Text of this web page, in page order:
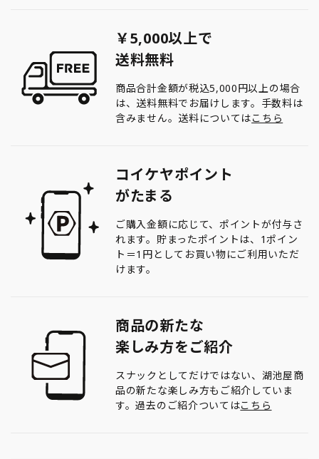
￥5,000以上で
送料無料
商品合計金額が税込5,000円以上の場合
は、送料無料でお届けします。手数料は
含みません。送料についてはこちら
コイケヤポイント
がたまる
ご購入金額に応じて、ポイントが付与さ
れます。貯まったポイントは、1ポイン
ト＝1円としてお買い物にご利用いただ
けます。
商品の新たな
楽しみ方をご紹介
スナックとしてだけではない、湖池屋商
品の新たな楽しみ方もご紹介していま
す。過去のご紹介ついてはこちら